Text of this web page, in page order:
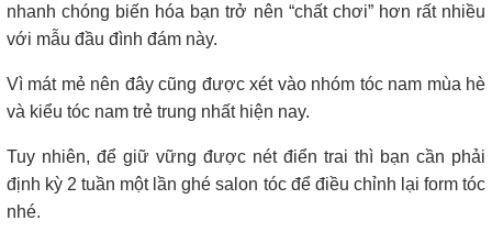
nhanh chóng biến hóa bạn trở nên “chất chơi” hơn rất nhiều
với mẫu đầu đình đám này.
Vì mát mẻ nên đây cũng được xét vào nhóm tóc nam mùa hè
và kiểu tóc nam trẻ trung nhất hiện nay.
Tuy nhiên, để giữ vững được nét điển trai thì bạn cần phải
định kỳ 2 tuần một lần ghé salon tóc để điều chỉnh lại form tóc
nhé.